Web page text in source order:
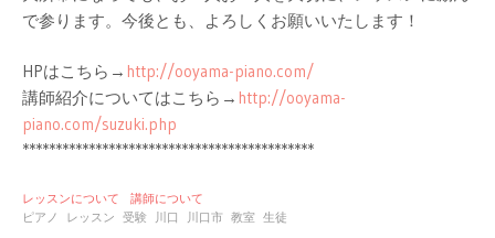
で参ります。今後とも、よろしくお願いいたします！
HPはこちら→ http://ooyama-piano.com/
講師紹介についてはこちら→ http://ooyama-
piano.com/suzuki.php
********************************************
レッスンについて
講師について
ピアノ
レッスン 受験 川口 川口市 教室 生徒